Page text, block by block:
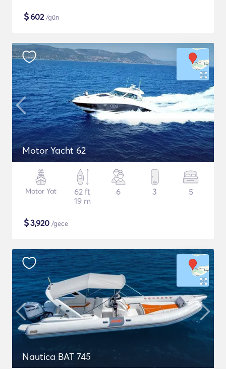
$602/gün
Motor Yacht 62
Motor Yat
62 ft
19 m
6 3 5
$3,920 /gece
Nautica BAT 745